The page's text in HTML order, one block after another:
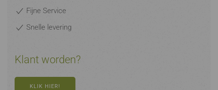
Fijne Service
Snelle levering
Klant worden?
KLIK HIER!